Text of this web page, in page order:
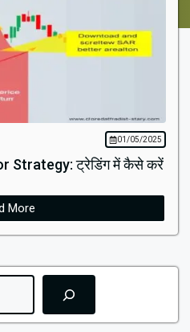
01/05/2025
Strategy: ट्रेडिंग में कैसे करें
More